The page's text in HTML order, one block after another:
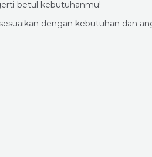
betul kebutuhanmu!
dengan kebutuhan dan